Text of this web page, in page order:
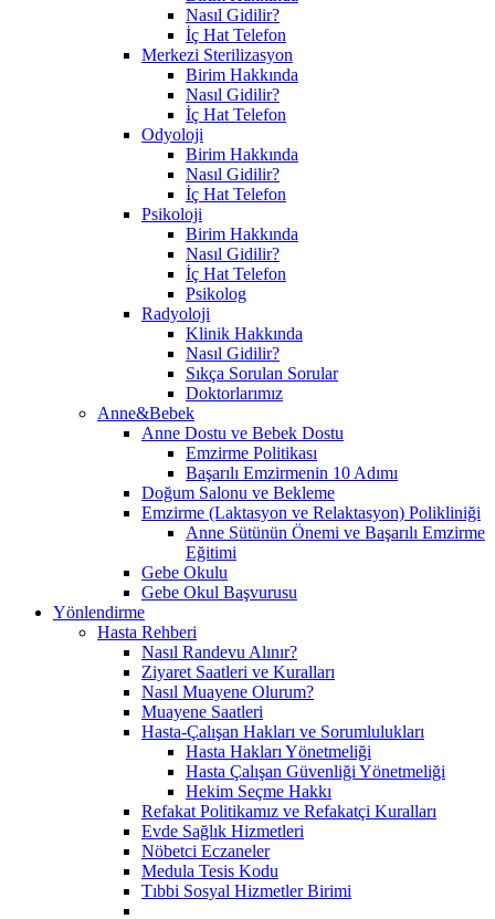
Nasıl Gidilir?
İç Hat Telefon
Merkezi Sterilizasyon
Birim Hakkında
Nasıl Gidilir?
İç Hat Telefon
Odyoloji
Birim Hakkında
Nasıl Gidilir?
İç Hat Telefon
Psikoloji
Birim Hakkında
Nasıl Gidilir?
İç Hat Telefon
Psikolog
Radyoloji
Klinik Hakkında
Nasıl Gidilir?
Sıkça Sorulan Sorular
Doktorlarımız
Anne&Bebek
Anne Dostu ve Bebek Dostu
Emzirme Politikası
Başarılı Emzirmenin 10 Adımı
Doğum Salonu ve Bekleme
Emzirme (Laktasyon ve Relaktasyon) Polikliniği
Anne Sütünün Önemi ve Başarılı Emzirme
Eğitimi
Gebe Okulu
Gebe Okul Başvurusu
Yönlendirme
Hasta Rehberi
Nasıl Randevu Alınır?
Ziyaret Saatleri ve Kuralları
Nasıl Muayene Olurum?
Muayene Saatleri
Hasta-Çalışan Hakları ve Sorumlulukları
Hasta Hakları Yönetmeliği
Hasta Çalışan Güvenliği Yönetmeliği
Hekim Seçme Hakkı
Refakat Politikamız ve Refakatçi Kuralları
Evde Sağlık Hizmetleri
Nöbetci Eczaneler
Medula Tesis Kodu
Tıbbi Sosyal Hizmetler Birimi